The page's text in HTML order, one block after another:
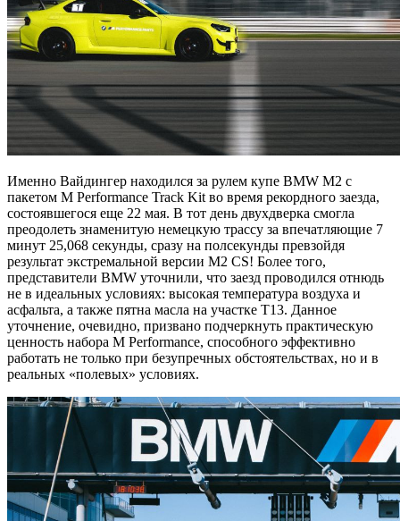
Именно Вайдингер находился за рулем купе BMW M2 с
пакетом M Performance Track Kit во время рекордного заезда,
состоявшегося еще 22 мая. В тот день двухдверка смогла
преодолеть знаменитую немецкую трассу за впечатляющие 7
минут 25,068 секунды, сразу на полсекунды превзойдя
результат экстремальной версии M2 CS! Более того,
представители BMW уточнили, что заезд проводился отнюдь
не в идеальных условиях: высокая температура воздуха и
асфальта, а также пятна масла на участке T13. Данное
уточнение, очевидно, призвано подчеркнуть практическую
ценность набора M Performance, способного эффективно
работать не только при безупречных обстоятельствах, но и в
реальных «полевых» условиях.